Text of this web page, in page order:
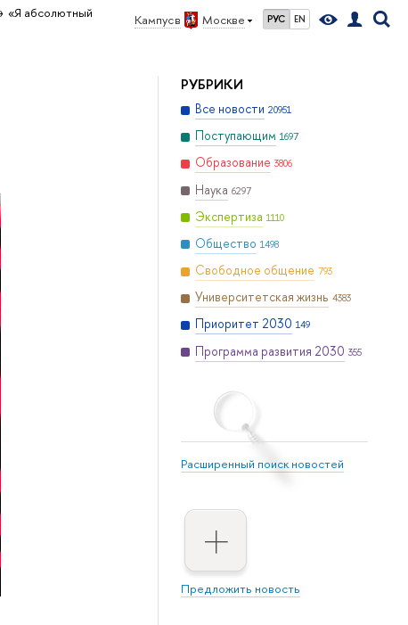
Кампус в Москве РУС EN
«Я абсолютный
РУБРИКИ
Все новости 20951
Поступающим 1697
Образование 3806
Наука 6297
Экспертиза 1110
Общество 1498
Свободное общение 793
Университетская жизнь 4383
Приоритет 2030 149
Программа развития 2030 355
Расширенный поиск новостей
Предложить новость